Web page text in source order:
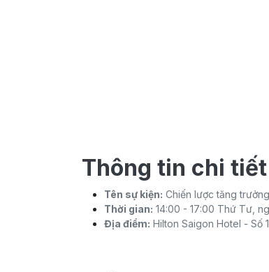
Thông tin chi tiết
Tên sự kiện: Chiến lược tăng
Thời gian: 14:00 - 17:00 Thứ Tư,
Địa điểm: Hilton Saigon Hotel - Số